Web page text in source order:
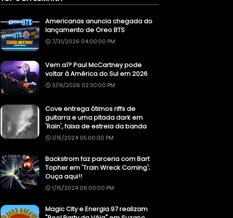
Americanas anuncia chegada do
lançamento de Oreo BTS
7/31/2026 04:00:00 PM
Vem aí? Paul McCartney pode
voltar à América do Sul em 2026
3/19/2026 02:30:00 PM
Cove entrega ótimos riffs de
guitarra e uma pitada dark em
'Rain', faixa de estreia da banda
1/15/2024 05:00:00 PM
Backstrom faz parceria com Bart
Topher em 'Train Wreck Coming';
Ouça aqui!!
1/15/2024 06:00:00 PM
Magic City e Energia 97 realizam